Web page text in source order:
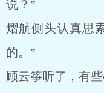
说？”
熠航侧头认真
的。”
顾云筝听了，有些